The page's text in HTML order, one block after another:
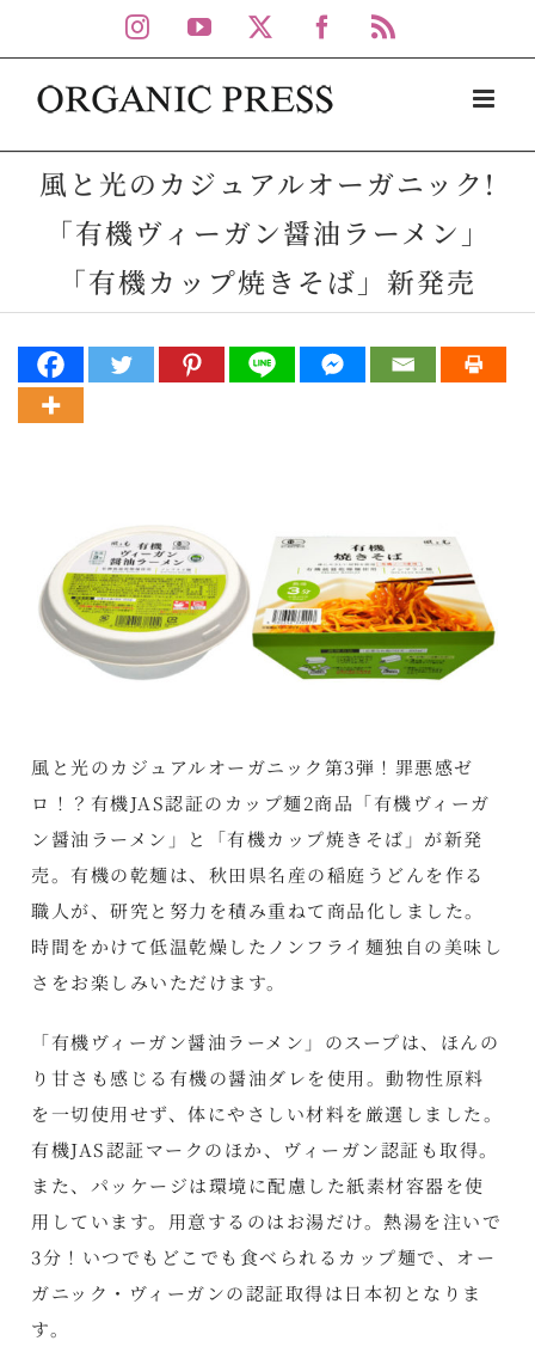
to
content
Instagram
YouTube Facebook
風と光のカジュアルオーガニック!
「有機ヴィーガン醤油ラーメン」
「有機カップ焼きそば」新発売
風と光のカジュアルオーガニック第3弾！罪悪感ゼ
ロ！？有機JAS認証のカップ麺2商品「有機ヴィーガ
ン醤油ラーメン」と「有機カップ焼きそば」が新発
売。有機の乾麺は、秋田県名産の稲庭うどんを作る
職人が、研究と努力を積み重ねて商品化しました。
時間をかけて低温乾燥したノンフライ麺独自の美味し
さをお楽しみいただけます。
「有機ヴィーガン醤油ラーメン」のスープは、ほんの
り甘さも感じる有機の醤油ダレを使用。動物性原料
を一切使用せず、体にやさしい材料を厳選しました。
有機JAS認証マークのほか、ヴィーガン認証も取得。
また、パッケージは環境に配慮した紙素材容器を使
用しています。用意するのはお湯だけ。熱湯を注いで
3分！いつでもどこでも食べられるカップ麺で、オー
ガニック・ヴィーガンの認証取得は日本初となりま
す。